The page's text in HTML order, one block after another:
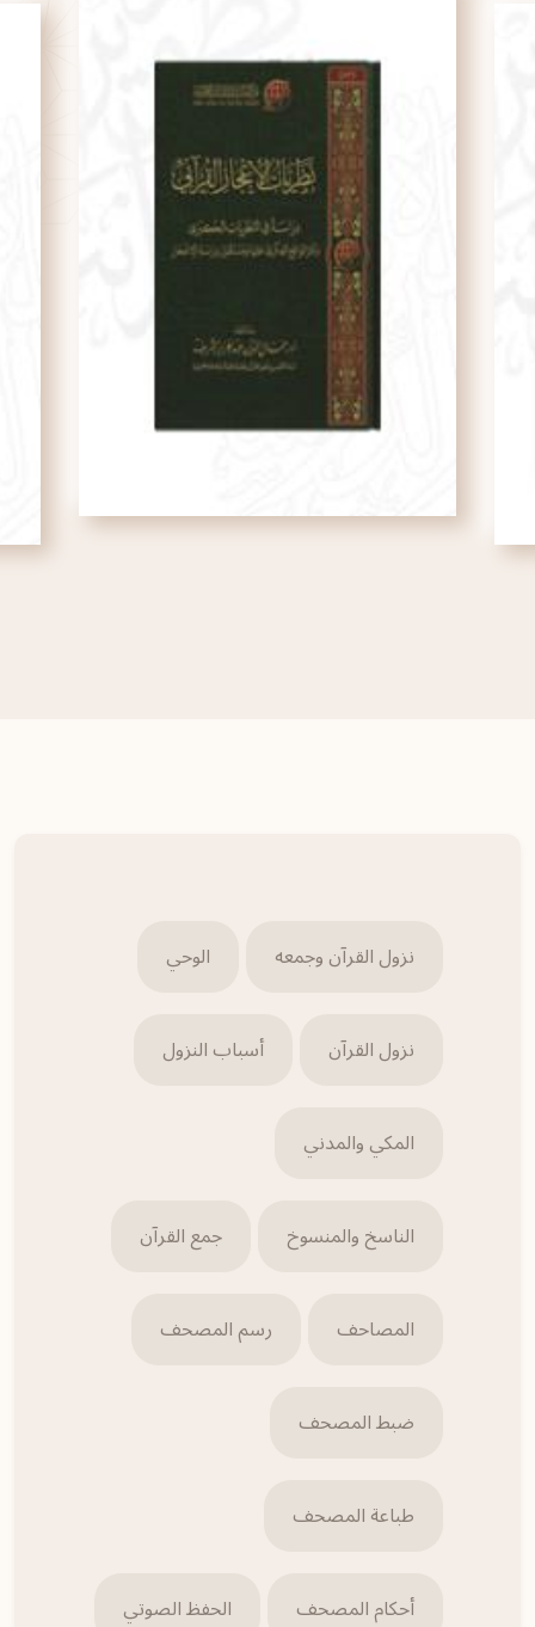
نزول القرآن وجمعه الوحي
نزول القرآن أسباب النزول
المكي والمدني
الناسخ والمنسوخ جمع القرآن
المصاحف رسم المصحف
ضبط المصحف
طباعة المصحف
أحكام المصحف الحفظ الصوتي